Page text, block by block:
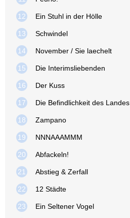
12 Ein Stuhl in der Hölle
13 Schwindel
14 November / Sie laechelt
15 Die Interimsliebenden
16 Der Kuss
17 Die Befindlichkeit des Landes
18 Zampano
19 NNNAAAMMM
20 Abfackeln!
21 Abstieg & Zerfall
22 12 Städte
23 Ein Seltener Vogel